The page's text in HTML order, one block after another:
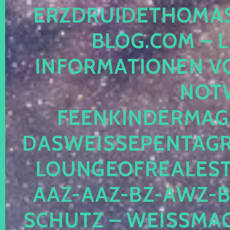
LOG.COM –
NFORMATIONEN
AZ-AAZ-BZ-AWZ-
CHUTZ –